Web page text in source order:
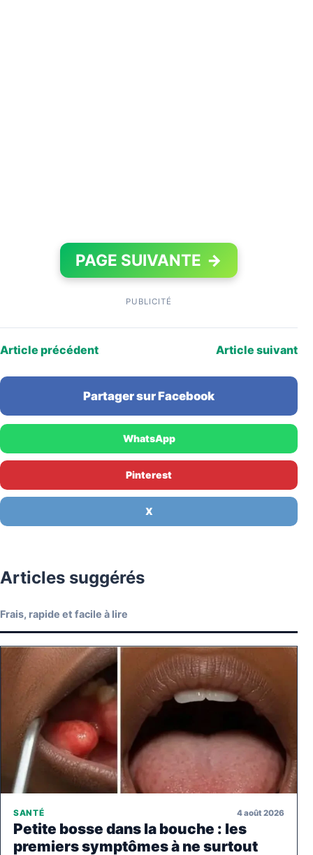
PAGE SUIVANTE →
PUBLICITÉ
Article précédent Article suivant
Partager sur Facebook
WhatsApp
Pinterest
X
Articles suggérés
Frais, rapide et facile à lire
SANTÉ 4 août 2026
Petite bosse dans la bouche : les
premiers symptômes à ne surtout